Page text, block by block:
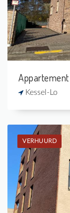
Appartement
Kessel-Lo
VERHUURD